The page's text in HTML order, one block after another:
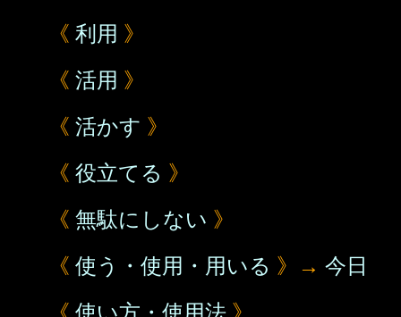
《 利用 》
《 活用 》
《 活かす 》
《 役立てる 》
《 無駄にしない 》
《 使う・使用・用いる 》→ 今日